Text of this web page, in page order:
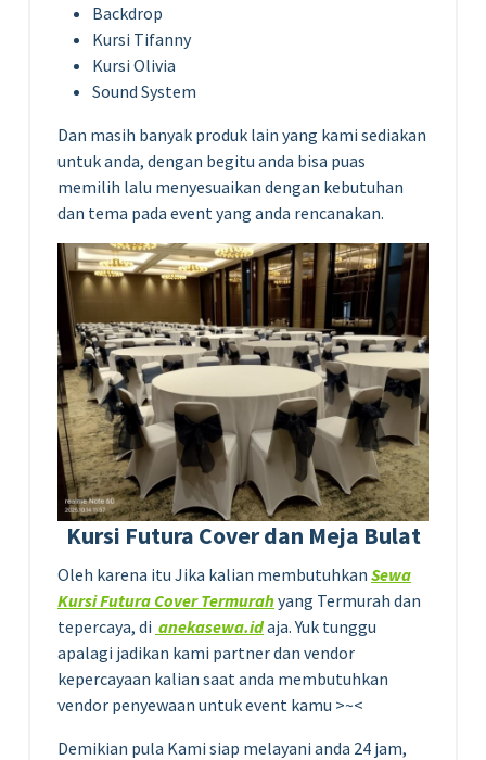
Backdrop
Kursi Tifanny
Kursi Olivia
Sound System
Dan masih banyak produk lain yang kami sediakan
untuk anda, dengan begitu anda bisa puas
memilih lalu menyesuaikan dengan kebutuhan
dan tema pada event yang anda rencanakan.
Kursi Futura Cover dan Meja Bulat
Oleh karena itu Jika kalian membutuhkan Sewa
Kursi Futura Cover Termurahyang Termurah dan
tepercaya, di anekasewa.idaja. Yuk tunggu
apalagi jadikan kami partner dan vendor
kepercayaan kalian saat anda membutuhkan
vendor penyewaan untuk event kamu >~<
Demikian pula Kami siap melayani anda 24 jam,